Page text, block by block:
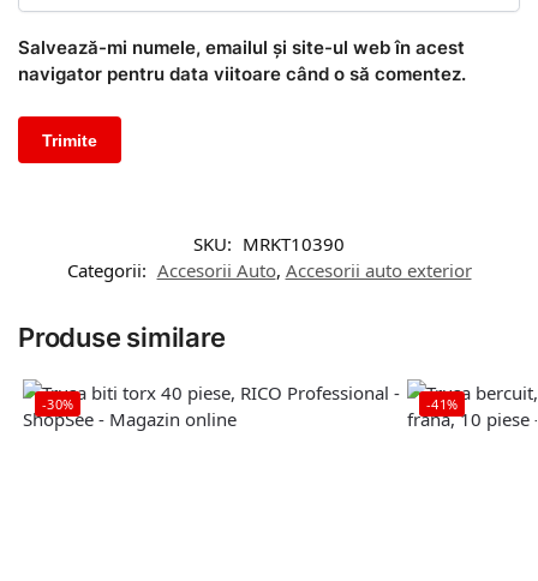
Salvează-mi numele, emailul și site-ul web în acest
navigator pentru data viitoare când o să comentez.
SKU: MRKT10390
Categorii: Accesorii Auto, Accesorii auto exterior
Produse similare
-30% -41%